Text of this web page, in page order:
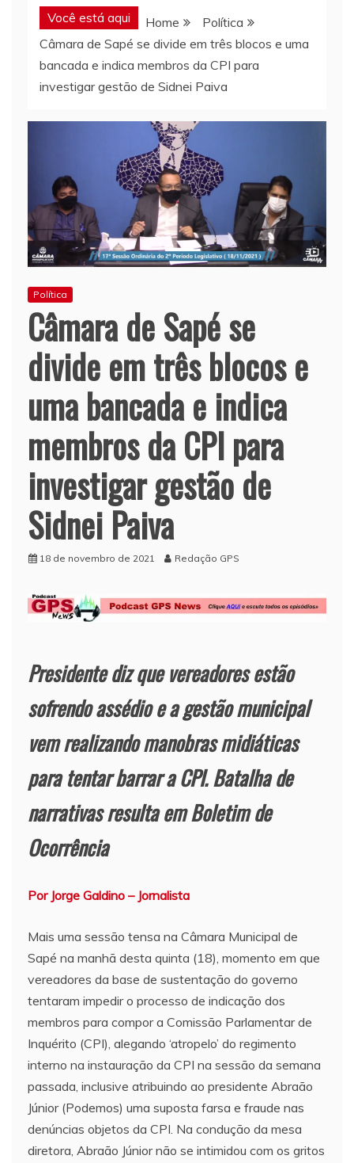
Você está aqui Home
Política
Câmara de Sapé se divide em três blocos e uma
bancada e indica membros da CPI para
investigar gestão de Sidnei Paiva
Política
Câmara de Sapé se
divide em três blocos e
uma bancada e indica
membros da CPI para
investigar gestão de
Sidnei Paiva
18 de novembro de 2021 Redação GPS
Presidente diz que vereadores estão
sofrendo assédio e a gestão municipal
vem realizando manobras midiáticas
para tentar barrar a CPI. Batalha de
narrativas resulta em Boletim de
Ocorrência
Por Jorge Galdino – Jornalista
Mais uma sessão tensa na Câmara Municipal de
Sapé na manhã desta quinta (18), momento em que
vereadores da base de sustentação do governo
tentaram impedir o processo de indicação dos
membros para compor a Comissão Parlamentar de
Inquérito (CPI), alegando ‘atropelo’ do regimento
interno na instauração da CPI na sessão da semana
passada, inclusive atribuindo ao presidente Abraão
Júnior (Podemos) uma suposta farsa e fraude nas
denúncias objetos da CPI. Na condução da mesa
diretora, Abraão Júnior não se intimidou com os gritos